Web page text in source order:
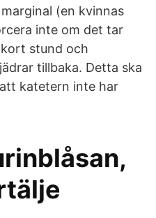
(en kvinnas
inte om det tar
stund och
tillbaka. Detta ska
katetern inte har